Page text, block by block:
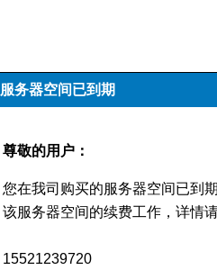
服务器空间已到期
尊敬的用户：
您在我司购买的服务器空间已到
该服务器空间的续费工作，详情
15521239720